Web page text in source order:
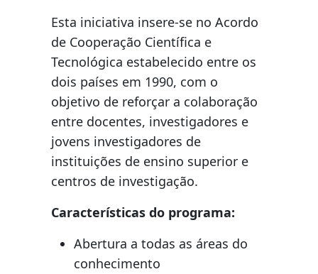
Esta iniciativa insere-se no Acordo
de Cooperação Científica e
Tecnológica estabelecido entre os
dois países em 1990, com o
objetivo de reforçar a colaboração
entre docentes, investigadores e
jovens investigadores de
instituições de ensino superior e
centros de investigação.
Características do programa:
Abertura a todas as áreas do
conhecimento